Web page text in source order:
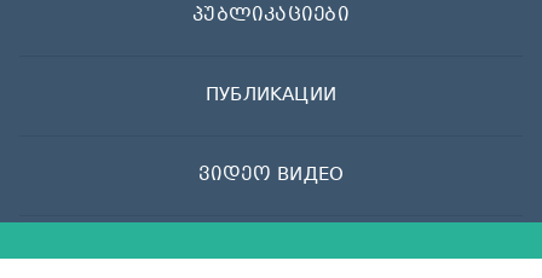
პუბლიკაციები
ПУБЛИКАЦИИ
ვიდეო ВИДЕО